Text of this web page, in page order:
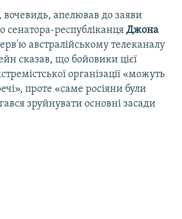
апелював до заяви
сенатора-республіканця Джона
австралійському телеканалу
сказав, що бойовики цієї
організації «можуть
проте «саме росіяни були
зруйнувати основні засади